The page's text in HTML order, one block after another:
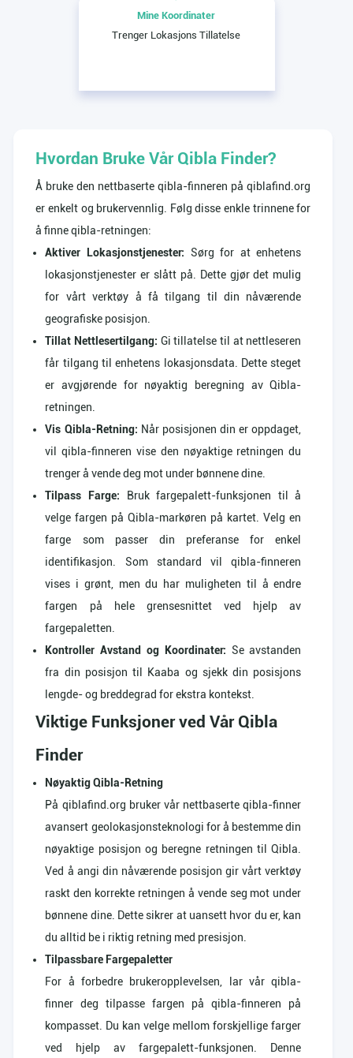
Mine Koordinater
Trenger Lokasjons Tillatelse
Hvordan Bruke Vår Qibla Finder?
Å bruke den nettbaserte qibla-finneren på qiblafind.org
er enkelt og brukervennlig. Følg disse enkle trinnene for
å finne qibla-retningen:
Aktiver Lokasjonstjenester: Sørg for at enhetens
lokasjonstjenester er slått på. Dette gjør det mulig
for vårt verktøy å få tilgang til din nåværende
geografiske posisjon.
Tillat Nettlesertilgang: Gi tillatelse til at nettleseren
får tilgang til enhetens lokasjonsdata. Dette steget
er avgjørende for nøyaktig beregning av Qibla-
retningen.
Vis Qibla-Retning: Når posisjonen din er oppdaget,
vil qibla-finneren vise den nøyaktige retningen du
trenger å vende deg mot under bønnene dine.
Tilpass Farge: Bruk fargepalett-funksjonen til å
velge fargen på Qibla-markøren på kartet. Velg en
farge som passer din preferanse for enkel
identifikasjon. Som standard vil qibla-finneren
vises i grønt, men du har muligheten til å endre
fargen på hele grensesnittet ved hjelp av
fargepaletten.
Kontroller Avstand og Koordinater: Se avstanden
fra din posisjon til Kaaba og sjekk din posisjons
lengde- og breddegrad for ekstra kontekst.
Viktige Funksjoner ved Vår Qibla
Finder
Nøyaktig Qibla-Retning
På qiblafind.org bruker vår nettbaserte qibla-finner
avansert geolokasjonsteknologi for å bestemme din
nøyaktige posisjon og beregne retningen til Qibla.
Ved å angi din nåværende posisjon gir vårt verktøy
raskt den korrekte retningen å vende seg mot under
bønnene dine. Dette sikrer at uansett hvor du er, kan
du alltid be i riktig retning med presisjon.
Tilpassbare Fargepaletter
For å forbedre brukeropplevelsen, lar vår qibla-
finner deg tilpasse fargen på qibla-finneren på
kompasset. Du kan velge mellom forskjellige farger
ved hjelp av fargepalett-funksjonen. Denne